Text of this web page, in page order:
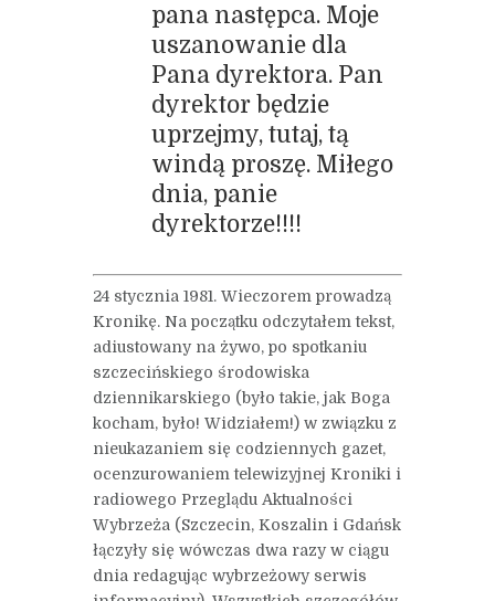
pana następca. Moje
uszanowanie dla
Pana dyrektora. Pan
dyrektor będzie
uprzejmy, tutaj, tą
windą proszę. Miłego
dnia, panie
dyrektorze!!!!
24 stycznia 1981. Wieczorem prowadzą
Kronikę. Na początku odczytałem tekst,
adiustowany na żywo, po spotkaniu
szczecińskiego środowiska
dziennikarskiego (było takie, jak Boga
kocham, było! Widziałem!) w związku z
nieukazaniem się codziennych gazet,
ocenzurowaniem telewizyjnej Kroniki i
radiowego Przeglądu Aktualności
Wybrzeża (Szczecin, Koszalin i Gdańsk
łączyły się wówczas dwa razy w ciągu
dnia redagując wybrzeżowy serwis